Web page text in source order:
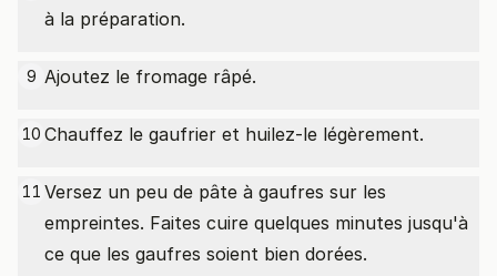
à la préparation.
9 Ajoutez le fromage râpé.
10 Chauffez le gaufrier et huilez-le légèrement.
11 Versez un peu de pâte à gaufres sur les
empreintes. Faites cuire quelques minutes jusqu'à
ce que les gaufres soient bien dorées.